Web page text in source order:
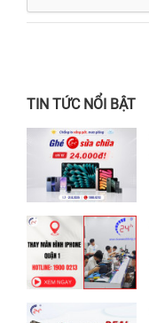
TIN TỨC NỔI BẬT